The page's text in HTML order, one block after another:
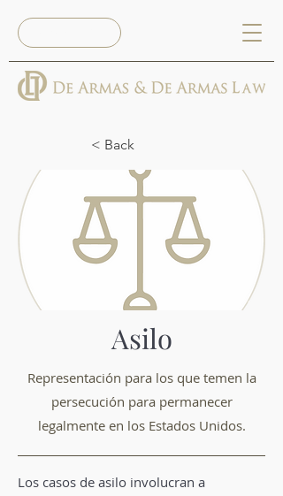
< Back
Asilo
Representación para los que temen la
persecución para permanecer
legalmente en los Estados Unidos.
Los casos de asilo involucran a